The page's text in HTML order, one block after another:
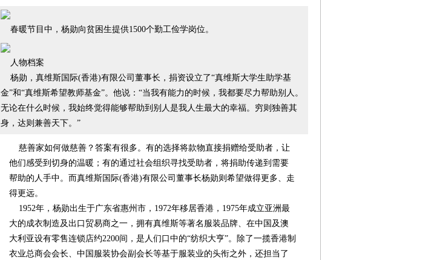
春暖节目中，杨勋向贫困生提供1500个勤工俭学岗位。
人物档案
杨勋，真维斯国际(香港)有限公司董事长，捐资设立了“真维斯大学生助学基
金”和“真维斯希望教师基金”。他说：“当我有能力的时候，我都要尽力帮助别人。
无论在什么时候，我始终觉得能够帮助到别人是我人生最大的幸福。穷则独善其
身，达则兼善天下。”
慈善家如何做慈善？答案有很多。有的选择将款物直接捐赠给受助者，让
他们感受到切身的温暖；有的通过社会组织寻找受助者，将捐助传递到需要
帮助的人手中。而真维斯国际(香港)有限公司董事长杨勋则希望做得更多、走
得更远。
1952年，杨勋出生于广东省惠州市，1972年移居香港，1975年成立亚洲最
大的成衣制造及出口贸易商之一，拥有真维斯等著名服装品牌、在中国及澳
大利亚设有零售连锁店约2200间，是人们口中的“纺织大亨”。除了一揽香港制
衣业总商会会长、中国服装协会副会长等基于服装业的头衔之外，还担当了